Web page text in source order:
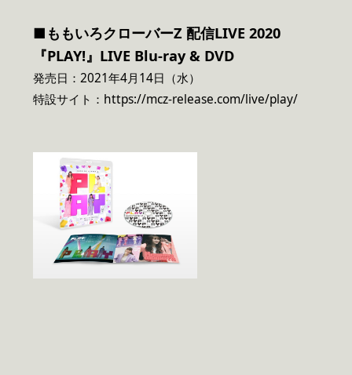
■ももいろクローバーZ 配信LIVE 2020
『PLAY!』LIVE Blu-ray & DVD
発売日：2021年4月14日（水）
特設サイト：https://mcz-release.com/live/play/